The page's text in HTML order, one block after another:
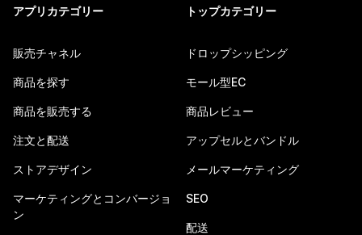
アプリカテゴリー
販売チャネル
商品を探す
商品を販売する
注文と配送
ストアデザイン
マーケティングとコンバージョ
ン
トップカテゴリー
ドロップシッピング
モール型EC
商品レビュー
アップセルとバンドル
メールマーケティング
SEO
配送